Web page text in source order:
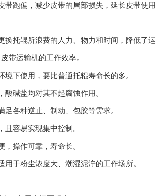
带跑偏，减少皮带的局部损失，延长皮带使用
换托辊所浪费的人力、物力和时间，降低了运
带运输机的工作效率。
境下使用，要比普通托辊寿命长的多。
酸碱盐均对其不起腐蚀作用。
足各种逆止、制动、包胶等需求。
且容易实现集中控制。
，操作可靠，寿命长。
用于粉尘浓度大、潮湿泥泞的工作场所。